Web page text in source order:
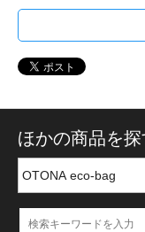
ほかの商品を探